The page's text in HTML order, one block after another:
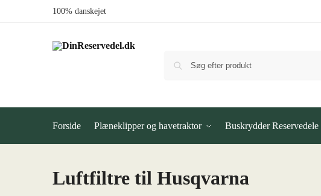
100% danskejet
Forside Plæneklipper og havetraktor Buskrydder Reservedele
Luftfiltre til Husqvarna